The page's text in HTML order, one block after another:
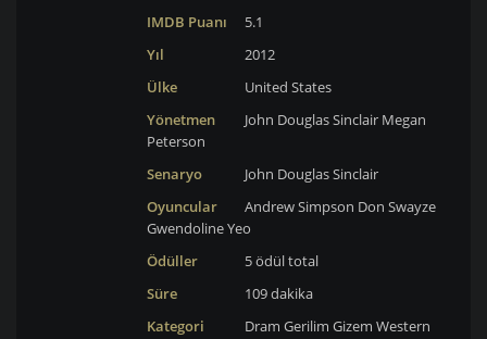
IMDB Puanı
5.1
Yıl
2012
Ülke
United States
Yönetmen
John Douglas Sinclair Megan
Peterson
Senaryo
John Douglas Sinclair
Oyuncular
Andrew Simpson Don Swayze
Gwendoline Yeo
Ödüller
5 ödül total
Süre
109 dakika
Kategori
Dram Gerilim Gizem Western